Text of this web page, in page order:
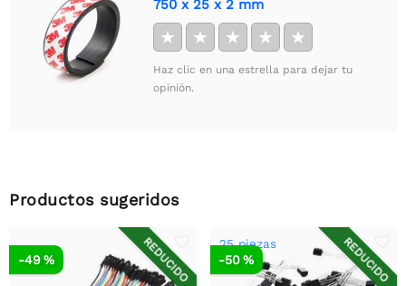
750 x 25 x 2 mm
★ ★ ★ ★ ★
Haz clic en una estrella para dejar tu
opinión.
Productos sugeridos
REDUCIDO
-49 % REDUCIDO
25 piezas
-50 %